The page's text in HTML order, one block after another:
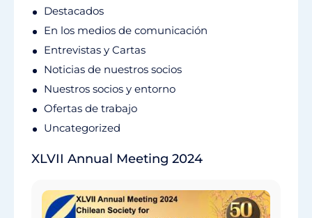
Destacados
En los medios de comunicación
Entrevistas y Cartas
Noticias de nuestros socios
Nuestros socios y entorno
Ofertas de trabajo
Uncategorized
XLVII Annual Meeting 2024